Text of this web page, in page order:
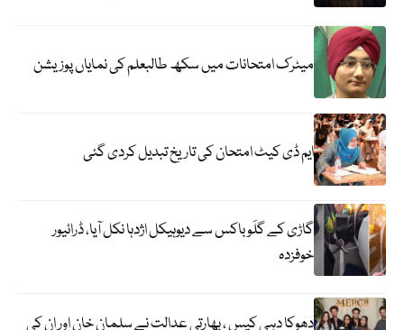
میٹرک امتحانات میں سکھ طالبعلم کی نمایاں پوزیشن
ایم ڈی کیٹ امتحان کی تاریخ تبدیل کردی گئی
گاڑی کے گلَو باکس سے دیوہیکل اژدہا نکل آیا، ڈرائیور
خوفزدہ
دھوکا دہی کیس ، بھارتی عدالت نے سلمان خان اور ان کی